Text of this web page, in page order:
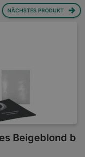
NÄCHSTES PRODUKT
Beigeblond b